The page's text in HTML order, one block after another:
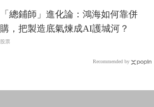
「總鋪師」進化論：鴻海如何靠併
購，把製造底氣煉成AI護城河？
股票
Recommended by